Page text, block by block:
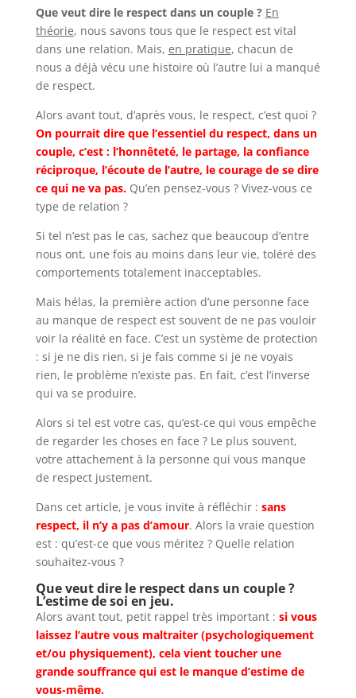
Que veut dire le respect dans un couple ? En
théorie, nous savons tous que le respect est vital
dans une relation. Mais, en pratique, chacun de
nous a déjà vécu une histoire où l’autre lui a manqué
de respect.
Alors avant tout, d’après vous, le respect, c’est quoi ?
On pourrait dire que l’essentiel du respect, dans un
couple, c’est : l’honnêteté, le partage, la confiance
réciproque, l’écoute de l’autre, le courage de se dire
ce qui ne va pas.Qu’en pensez-vous ? Vivez-vous ce
type de relation ?
Si tel n’est pas le cas, sachez que beaucoup d’entre
nous ont, une fois au moins dans leur vie, toléré des
comportements totalement inacceptables.
Mais hélas, la première action d’une personne face
au manque de respect est souvent de ne pas vouloir
voir la réalité en face. C’est un système de protection
: si je ne dis rien, si je fais comme si je ne voyais
rien, le problème n’existe pas. En fait, c’est l’inverse
qui va se produire.
Alors si tel est votre cas, qu’est-ce qui vous empêche
de regarder les choses en face ? Le plus souvent,
votre attachement à la personne qui vous manque
de respect justement.
Dans cet article, je vous invite à réfléchir : sans
respect, il n’y a pas d’amour. Alors la vraie question
est : qu’est-ce que vous méritez ? Quelle relation
souhaitez-vous ?
Que veut dire le respect dans un couple ?
L’estime de soi en jeu.
Alors avant tout, petit rappel très important : si vous
laissez l’autre vous maltraiter (psychologiquement
et/ou physiquement), cela vient toucher une
grande souffrance qui est le manque d’estime de
vous-même.